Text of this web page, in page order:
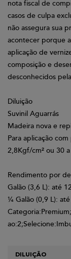
nota fiscal de
casos de culpa
não assegura sua
acontecer porque
aplicação de
composição e
desconhecidos
Diluição
Suvinil Aguarrás
Madeira nova e
Para aplicação
2,8Kgf/cm² ou 30
Rendimento por
Galão (3,6 L): até
¼ Galão (0,9 L):
DILUIÇÃO